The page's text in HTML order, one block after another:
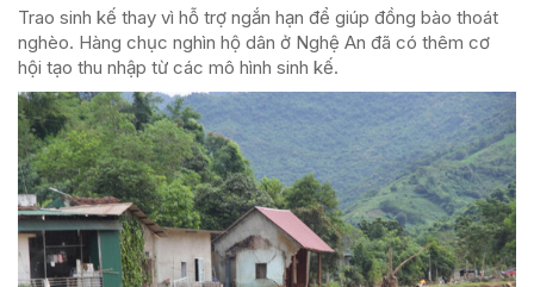
Trao sinh kế thay vì hỗ trợ ngắn hạn để giúp đồng bào thoát
nghèo. Hàng chục nghìn hộ dân ở Nghệ An đã có thêm cơ
hội tạo thu nhập từ các mô hình sinh kế.